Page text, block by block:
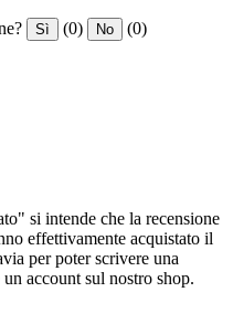
Sì (0) No (0)
si intende che la recensione
effettivamente acquistato il
per poter scrivere una
account sul nostro shop.